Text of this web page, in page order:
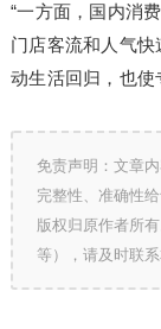
“一方面，国内消
门店客流和人气
动生活回归，也使
免责声明：文章
完整性、准确性
版权归原作者所
等），请及时联